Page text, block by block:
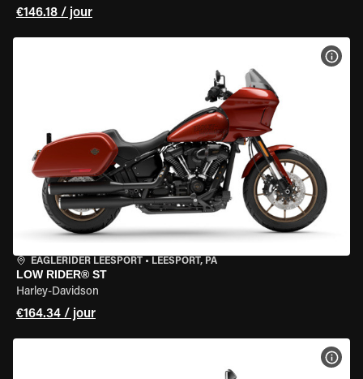
€146.18 / jour
EAGLERIDER LEESPORT • LEESPORT, PA
LOW RIDER® ST
Harley-Davidson
€164.34 / jour